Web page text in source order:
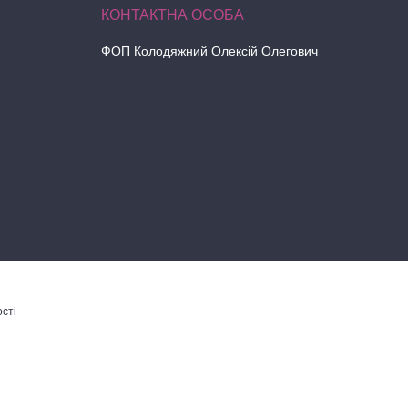
ФОП Колодяжний Олексій Олегович